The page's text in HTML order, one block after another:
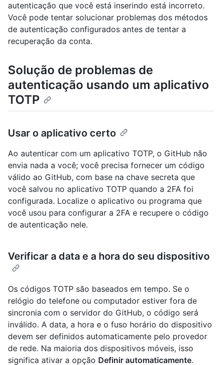
autenticação que você está inserindo está incorreto.
Você pode tentar solucionar problemas dos métodos
de autenticação configurados antes de tentar a
recuperação da conta.
Solução de problemas de
autenticação usando um aplicativo
TOTP
Usar o aplicativo certo
Ao autenticar com um aplicativo TOTP, o GitHub não
envia nada a você; você precisa fornecer um código
válido ao GitHub, com base na chave secreta que
você salvou no aplicativo TOTP quando a 2FA foi
configurada. Localize o aplicativo ou programa que
você usou para configurar a 2FA e recupere o código
de autenticação nele.
Verificar a data e a hora do seu dispositivo
Os códigos TOTP são baseados em tempo. Se o
relógio do telefone ou computador estiver fora de
sincronia com o servidor do GitHub, o código será
inválido. A data, a hora e o fuso horário do dispositivo
devem ser definidos automaticamente pelo provedor
de rede. Na maioria dos dispositivos móveis, isso
significa ativar a opção Definir automaticamente.